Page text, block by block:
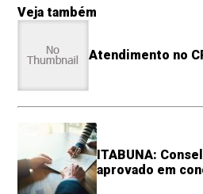
Veja também
Atendimento no
ITABUNA:
aprovado em